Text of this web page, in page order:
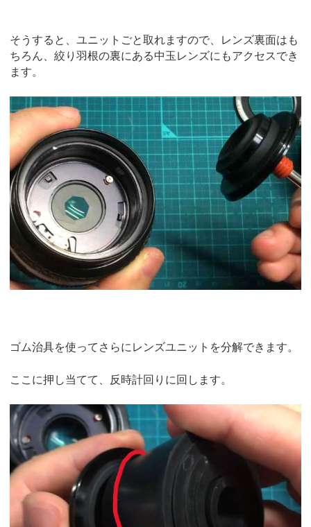
そうすると、ユニットごと取れますので、レンズ裏面はも
ちろん、絞り羽根の裏にある中玉レンズにもアクセスでき
ます。
ゴム治具を使ってさらにレンズユニットを分解できます。
ここに押し当てて、反時計回りに回します。